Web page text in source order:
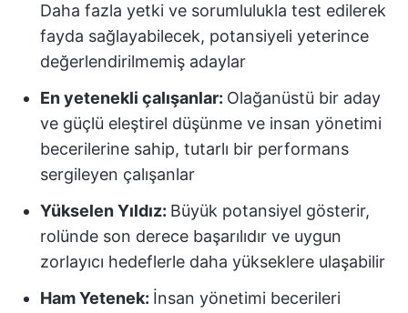
Daha fazla yetki ve sorumlulukla test edilerek
fayda sağlayabilecek, potansiyeli yeterince
değerlendirilmemiş adaylar
En yetenekli çalışanlar: Olağanüstü bir aday
ve güçlü eleştirel düşünme ve insan yönetimi
becerilerine sahip, tutarlı bir performans
sergileyen çalışanlar
Yükselen Yıldız: Büyük potansiyel gösterir,
rolünde son derece başarılıdır ve uygun
zorlayıcı hedeflerle daha yükseklere ulaşabilir
Ham Yetenek: İnsan yönetimi becerileri